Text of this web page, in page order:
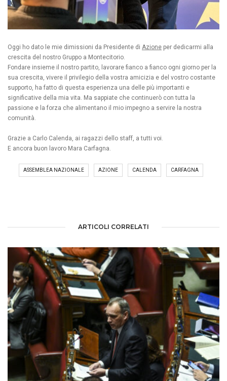
Oggi ho dato le mie dimissioni da Presidente di Azione per dedicarmi alla
crescita del nostro Gruppo a Montecitorio.
Fondare insieme il nostro partito, lavorare fianco a fianco ogni giorno per la
sua crescita, vivere il privilegio della vostra amicizia e del vostro costante
supporto, ha fatto di questa esperienza una delle più importanti e
significative della mia vita. Ma sappiate che continuerò con tutta la
passione e la forza che alimentano il mio impegno a servire la nostra
comunità.
Grazie a Carlo Calenda, ai ragazzi dello staff, a tutti voi.
E ancora buon lavoro Mara Carfagna.
ASSEMBLEA NAZIONALE AZIONE CALENDA CARFAGNA
ARTICOLI CORRELATI